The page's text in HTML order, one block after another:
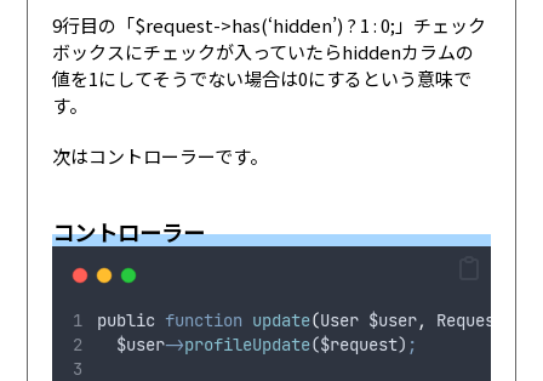
9行目の「$request->has(‘hidden’) ? 1 : 0;」チェック
ボックスにチェックが入っていたらhiddenカラムの
値を1にしてそうでない場合は0にするという意味で
す。
次はコントローラーです。
コントローラー
public function update(User $user, Request
$user->profileUpdate($request) ;